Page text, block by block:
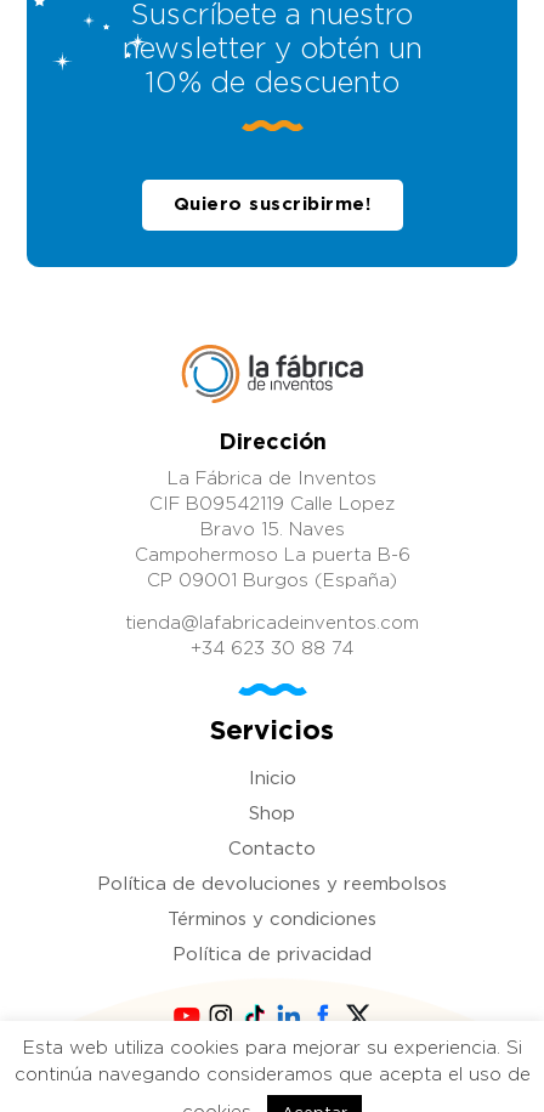
Suscríbete a nuestro
newsletter y obtén un
10% de descuento
Quiero suscribirme!
Dirección
La Fábrica de Inventos
CIF B09542119 Calle Lopez
Bravo 15. Naves
Campohermoso La puerta B-6
CP 09001 Burgos (España)
tienda@lafabricadeinventos.com
+34 623 30 88 74
Servicios
Inicio
Shop
Contacto
Política de devoluciones y reembolsos
Términos y condiciones
Política de privacidad
Copyright 2021 La fábrica de inventos. Todos
los derechos reservados.
Esta web utiliza cookies para mejorar su experiencia. Si
continúa navegando consideramos que acepta el uso de